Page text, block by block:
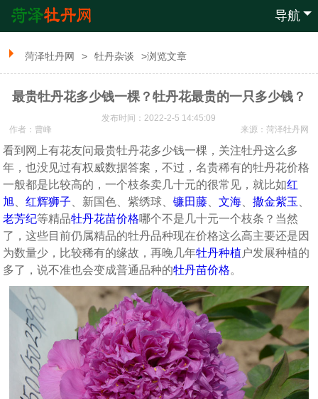
导航
菏泽牡丹网 > 牡丹杂谈 >浏览文章
最贵牡丹花多少钱一棵？牡丹花最贵的一只多少钱？
发布时间：2022-2-5 14:45:09
来源： 菏泽牡丹网
作者：曹峰
看到网上有花友问最贵牡丹花多少钱一棵，关注牡丹这么多
年，也没见过有权威数据答案，不过，名贵稀有的牡丹花价格
一般都是比较高的，一个枝条卖几十元的很常见，就比如红
旭 、红辉狮子 、新国色、紫绣球、镰田藤 、文海 、撒金紫玉
老芳纪等精品牡丹花苗价格哪个不是几十元一个枝条？当然
了，这些目前仍属精品的牡丹品种现在价格这么高主要还是因
为数量少，比较稀有的缘故，再晚几年牡丹种植 户发展种植的
多了，说不准也会变成普通品种的牡丹苗价格。